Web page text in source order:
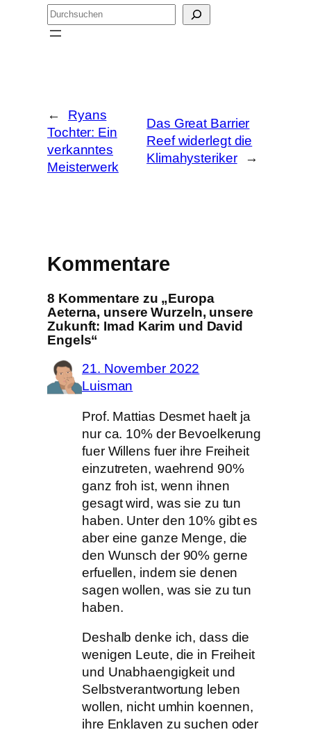
S
u
←
Ryans
Tochter: Ein
verkanntes
Meisterwerk
Das Great Barrier
Reef widerlegt die
Klimahysteriker
→
Kommentare
8 Kommentare zu „Europa
Aeterna, unsere Wurzeln, unsere
Zukunft: Imad Karim und David
Engels“
21. November 2022
Luisman
Prof. Mattias Desmet haelt ja
nur ca. 10% der Bevoelkerung
fuer Willens fuer ihre Freiheit
einzutreten, waehrend 90%
ganz froh ist, wenn ihnen
gesagt wird, was sie zu tun
haben. Unter den 10% gibt es
aber eine ganze Menge, die
den Wunsch der 90% gerne
erfuellen, indem sie denen
sagen wollen, was sie zu tun
haben.
Deshalb denke ich, dass die
wenigen Leute, die in Freiheit
und Unabhaengigkeit und
Selbstverantwortung leben
wollen, nicht umhin koennen,
ihre Enklaven zu suchen oder